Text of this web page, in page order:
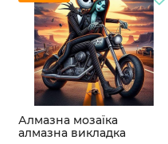
Алмазна мозаїка
алмазна викладка